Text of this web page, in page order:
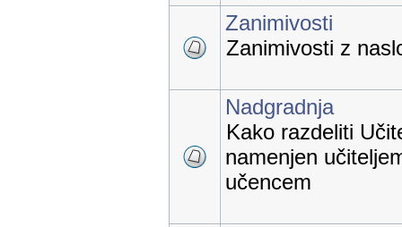
Zanimivosti
Zanimivosti z
Nadgradnja
Kako razdeliti
namenjen
učencem